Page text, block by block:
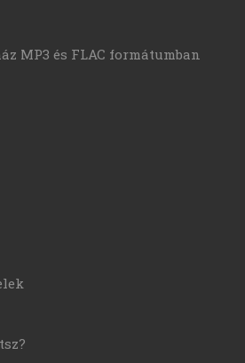
MP3 és FLAC formátumban